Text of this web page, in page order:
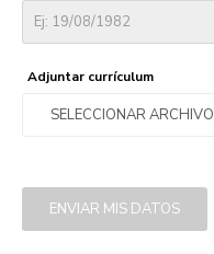
Adjuntar currículum
SELECCIONAR ARCHIVO
ENVIAR MIS DATOS